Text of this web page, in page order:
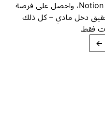
أرسل قالبك إلى معرض قوالب Notion، واحصل على فرصة
دخل مادي – كل ذلك